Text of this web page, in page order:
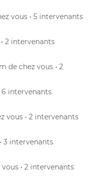
vous • 5 intervenants
2 intervenants
de chez vous • 2
6 intervenants
vous • 2 intervenants
3 intervenants
vous • 2 intervenants